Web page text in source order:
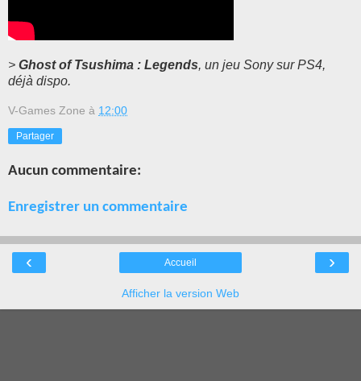
> Ghost of Tsushima : Legends, un jeu Sony sur PS4,
déjà dispo.
V-Games Zone à 12:00
Partager
Aucun commentaire:
Enregistrer un commentaire
‹ ›
Accueil
Afficher la version Web